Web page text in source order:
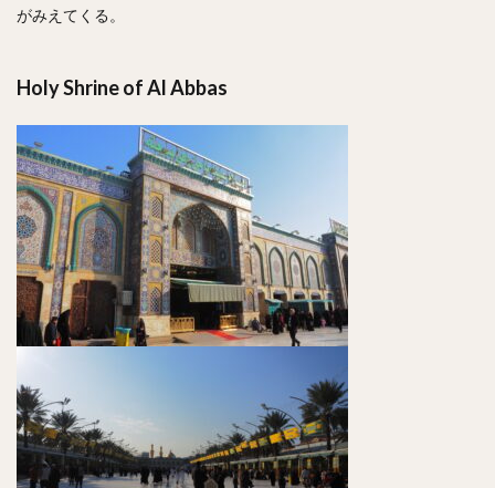
がみえてくる。
Holy Shrine of Al Abbas